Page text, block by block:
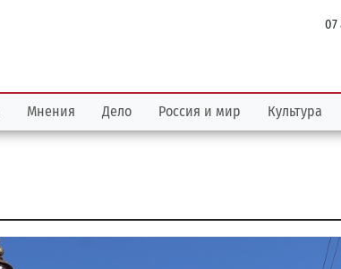
07
Мнения Дело Россия и мир Культура